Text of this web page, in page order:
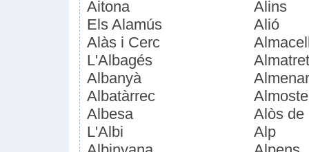
Aitona
Els Alamús
Alàs i Cerc
L'Albagés
Albanyà
Albatàrrec
Albesa
L'Albi
Alins
Alió
Almatret
Almenar
Alòs de
Alp